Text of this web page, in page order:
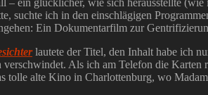
– ein glücklicher, wie sich herausstellte
suchte ich in den einschlägigen
Ein Dokumentarfilm zur
lautete der Titel, den Inhalt habe ich
verschwindet. Als ich am Telefon die
tolle alte Kino in Charlottenburg, wo